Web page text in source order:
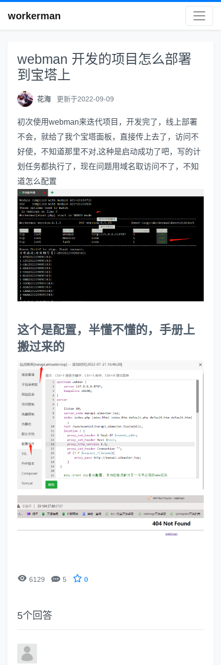
workerman
webman 开发的项目怎么部署
到宝塔上
花海 更新于2022-09-09
初次使用webman来迭代项目，开发完了，线上部署
不会，就给了我个宝塔面板，直接传上去了，访问不
好使，不知道那里不对,这种是启动成功了吧，写的计
划任务都执行了，现在问题用域名取访问不了，不知
道怎么配置
这个是配置，半懂不懂的，手册上
搬过来的
 6129  5 0
5个回答